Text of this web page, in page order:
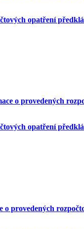
opatření
o provedených
opatření
o provedených